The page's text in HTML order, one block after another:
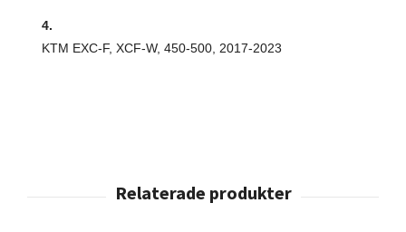
4.
KTM EXC-F, XCF-W, 450-500, 2017-2023